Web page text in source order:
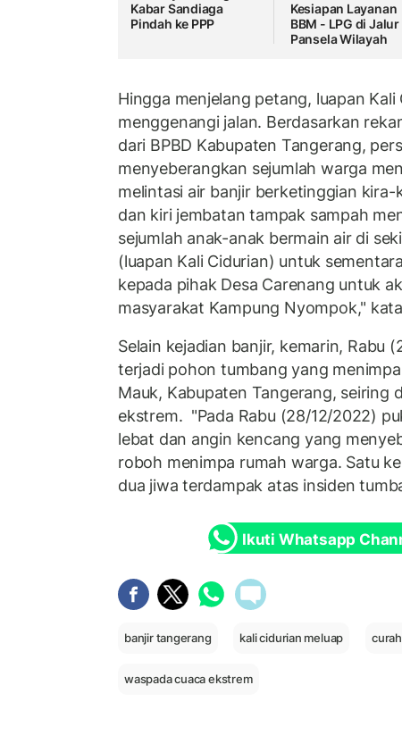
Kabar Sandiaga
Pindah ke PPP
Kesiapan Layanan
BBM - LPG di Jalur
Pansela Wilayah
Hingga menjelang petang, luapan Kali
menggenangi jalan. Berdasarkan
dari BPBD Kabupaten Tangerang,
menyeberangkan sejumlah warga
melintasi air banjir berketinggian kira-
dan kiri jembatan tampak sampah
sejumlah anak-anak bermain air di
(luapan Kali Cidurian) untuk
kepada pihak Desa Carenang untuk
masyarakat Kampung Nyompok,"
Selain kejadian banjir, kemarin, Rabu
terjadi pohon tumbang yang
Mauk, Kabupaten Tangerang, seiring
ekstrem. "Pada Rabu (28/12/2022)
lebat dan angin kencang yang
roboh menimpa rumah warga. Satu
dua jiwa terdampak atas insiden
Ikuti Whatsapp
banjir tangerang kali cidurian meluap
waspada cuaca ekstrem